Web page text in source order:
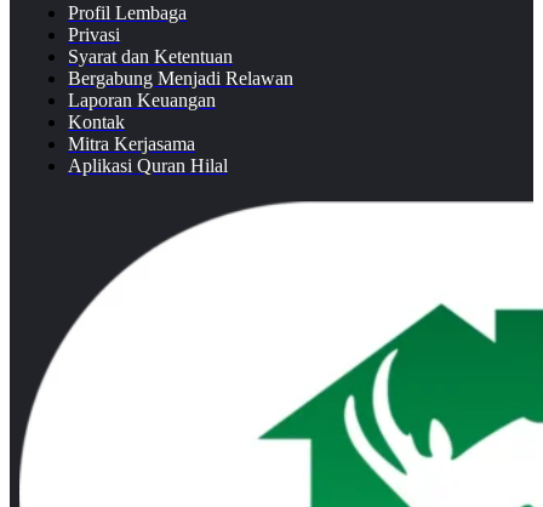
Profil Lembaga
Privasi
Syarat dan Ketentuan
Bergabung Menjadi Relawan
Laporan Keuangan
Kontak
Mitra Kerjasama
Aplikasi Quran Hilal